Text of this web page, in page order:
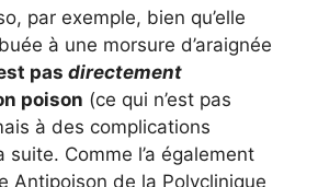
par exemple, bien qu’elle
à une morsure d’araignée
pas directement
poison (ce qui n’est pas
à des complications
suite. Comme l’a également
Antipoison de la Polyclinique